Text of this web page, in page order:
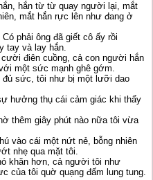
hắn từ từ quay người lại, mắt
mắt hắn rực lên như đang ở
phải ông đã giết cô ấy rồi
tay và lay hắn.
cười điên cuồng, cả con người hắn
một sức mạnh ghê gớm.
đủ sức, tôi như bị một lưỡi dao
hưởng thụ cái cảm giác khi thấy
thêm giây phút nào nữa tôi vừa
vào cái một nứt nẻ, bỗng nhiên
nhẹ qua mặt tôi.
khăn hơn, cả người tôi như
của tôi quờ quạng đấm lung tung.